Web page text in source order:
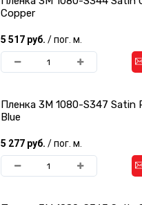
Copper
5 517 руб. / пог. м.
Пленка 3M 1080-S347 Satin
Blue
5 277 руб. / пог. м.